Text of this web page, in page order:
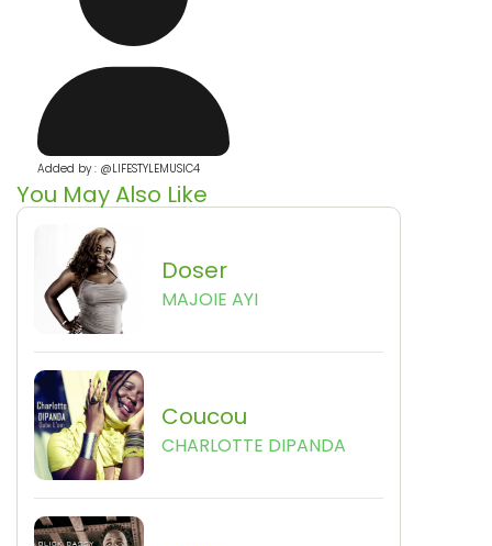
Added by : @LIFESTYLEMUSIC4
You May Also Like
Doser
MAJOIE AYI
Coucou
CHARLOTTE DIPANDA